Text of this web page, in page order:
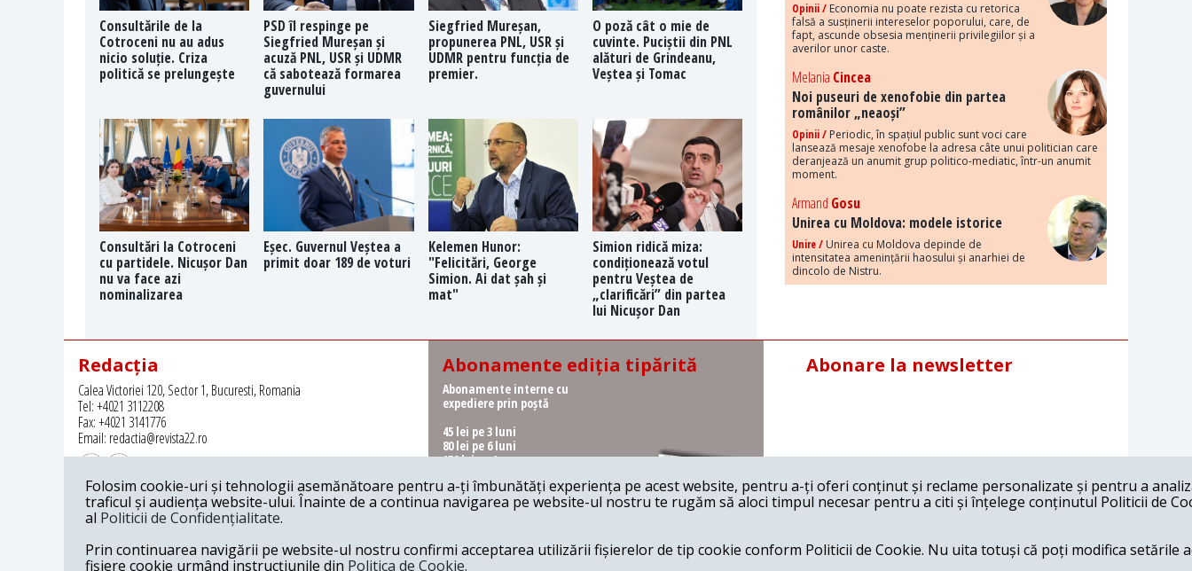
Consultările de la
Cotroceni nu au adus
nicio soluție. Criza
politică se prelungește
PSD îl respinge pe
Siegfried Mureșan și
acuză PNL, USR și UDMR
că sabotează formarea
guvernului
Siegfried Mureșan,
propunerea PNL, USR și
UDMR pentru funcția de
premier.
O poză cât o mie de
cuvinte. Puciștii din PNL
alături de Grindeanu,
Veștea și Tomac
Consultări la Cotroceni
cu partidele. Nicușor Dan
nu va face azi
nominalizarea
Eșec. Guvernul Veștea a
primit doar 189 de voturi
Kelemen Hunor:
"Felicitări, George
Simion. Ai dat șah și
mat"
Simion ridică miza:
condiționează votul
pentru Veștea de
„clarificări” din partea
lui Nicușor Dan
Opinii / Economia nu poate rezista cu retorica
falsă a susținerii intereselor poporului, care, de
fapt, ascunde obsesia menținerii privilegiilor și a
averilor unor caste.
Melania Cincea
Noi puseuri de xenofobie din partea
românilor „neaoși”
Opinii / Periodic, în spațiul public sunt voci care
lansează mesaje xenofobe la adresa câte unui politician care
deranjează un anumit grup politico-mediatic, într-un anumit
moment.
Armand Gosu
Unirea cu Moldova: modele istorice
Unire / Unirea cu Moldova depinde de
intensitatea amenințării haosului și anarhiei de
dincolo de Nistru.
Redacția
Calea Victoriei 120, Sector 1, Bucuresti, Romania
Tel: +4021 3112208
Fax: +4021 3141776
Email: redactia@revista22.ro
Revista 22 este editata de
Abonamente ediția tipărită
Abonamente interne cu
expediere prin poștă
45 lei pe 3 luni
80 lei pe 6 luni
150 lei pe 1 an
Abonamente interne cu
ridicare de la redacție
62 lei pe 6 luni
115 lei pe 1 an
Abonare la newsletter
Folosim cookie-uri și tehnologii asemănătoare pentru a-ți îmbunătăți experiența pe acest website, pentru a-ți oferi conținut și reclame personalizate și pentru a
traficul și audiența website-ului. Înainte de a continua navigarea pe website-ul nostru te rugăm să aloci timpul necesar pentru a citi și înțelege conținutul Politicii de
al Politicii de Confidențialitate.
Prin continuarea navigării pe website-ul nostru confirmi acceptarea utilizării fișierelor de tip cookie conform Politicii de Cookie. Nu uita totuși că poți modifica setările
fișiere cookie urmând instrucțiunile din Politica de Cookie.